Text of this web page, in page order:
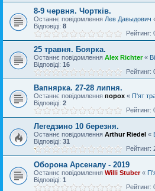
8-9 червня. Чорткiв.
Останнє повідомлення Лев Давыдович
Відповіді: 8
Рейтинг:
25 травня. Боярка.
Останнє повідомлення Alex Richter«
Відповіді: 16
Рейтинг:
Вапнярка. 27-28 липня.
Останнє повідомлення порох « П'ят
Відповіді: 2
Рейтинг:
Легедзино 10 березня.
Останнє повідомлення Arthur Riedel «
Відповіді: 31
Рейтинг:
Оборона Арсеналу - 2019
Останнє повідомлення Willi Stuber«
Відповіді: 1
Рейтинг: